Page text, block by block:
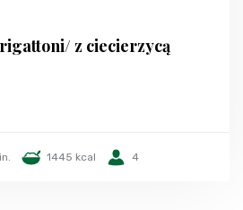
z ciecierzycą
1445 kcal 4